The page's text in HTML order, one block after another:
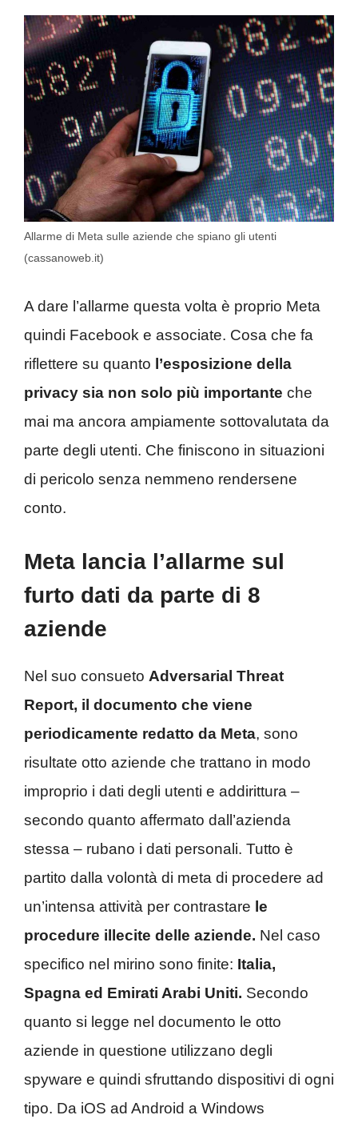
Allarme di Meta sulle aziende che spiano gli utenti
(cassanoweb.it)
A dare l’allarme questa volta è proprio Meta
quindi Facebook e associate. Cosa che fa
riflettere su quanto l’esposizione della
privacy sia non solo più importante che
mai ma ancora ampiamente sottovalutata da
parte degli utenti. Che finiscono in situazioni
di pericolo senza nemmeno rendersene
conto.
Meta lancia l’allarme sul
furto dati da parte di 8
aziende
Nel suo consueto Adversarial Threat
Report, il documento che viene
periodicamente redatto da Meta, sono
risultate otto aziende che trattano in modo
improprio i dati degli utenti e addirittura –
secondo quanto affermato dall’azienda
stessa – rubano i dati personali. Tutto è
partito dalla volontà di meta di procedere ad
un’intensa attività per contrastare le
procedure illecite delle aziende. Nel caso
specifico nel mirino sono finite: Italia,
Spagna ed Emirati Arabi Uniti. Secondo
quanto si legge nel documento le otto
aziende in questione utilizzano degli
spyware e quindi sfruttando dispositivi di ogni
tipo. Da iOS ad Android a Windows